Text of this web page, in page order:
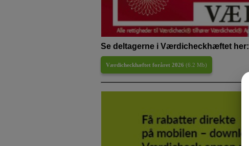
Se deltagerne i Værdicheckhæftet her:
Værdicheckhæftet foråret 2026 (6.2 Mb)